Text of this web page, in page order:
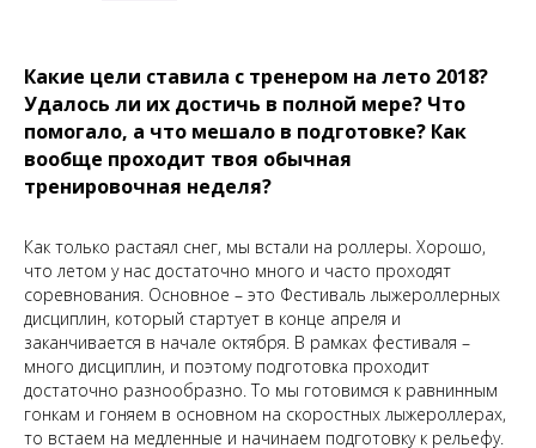
Какие цели ставила с тренером на лето 2018?
Удалось ли их достичь в полной мере? Что
помогало, а что мешало в подготовке? Как
вообще проходит твоя обычная
тренировочная неделя?
Как только растаял снег, мы встали на роллеры. Хорошо,
что летом у нас достаточно много и часто проходят
соревнования. Основное – это Фестиваль лыжероллерных
дисциплин, который стартует в конце апреля и
заканчивается в начале октября. В рамках фестиваля –
много дисциплин, и поэтому подготовка проходит
достаточно разнообразно. То мы готовимся к равнинным
гонкам и гоняем в основном на скоростных лыжероллерах,
то встаем на медленные и начинаем подготовку к рельефу.